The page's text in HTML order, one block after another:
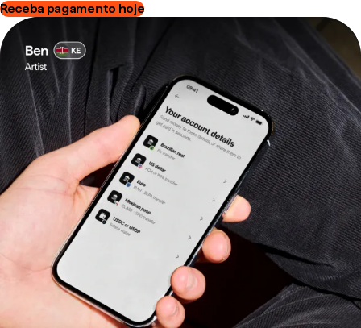
Receba pagamento hoje